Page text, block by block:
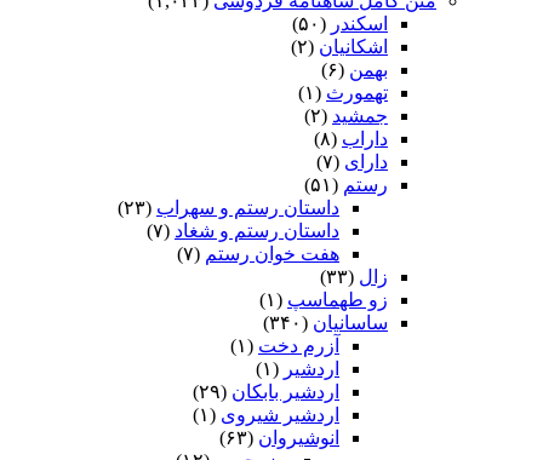
اسکندر (۵۰)
اشکانیان (۲)
بهمن (۶)
تهمورث (۱)
جمشید (۲)
داراب (۸)
دارای (۷)
رستم (۵۱)
داستان رستم و سهراب (۲۳)
داستان رستم و شغاد (۷)
هفت خوان رستم‏ (۷)
زال (۳۳)
زو طهماسپ‏ (۱)
ساسانیان (۳۴۰)
آزرم دخت (۱)
اردشیر (۱)
اردشیر بابکان (۲۹)
اردشیر شیروی (۱)
انوشیروان (۶۳)